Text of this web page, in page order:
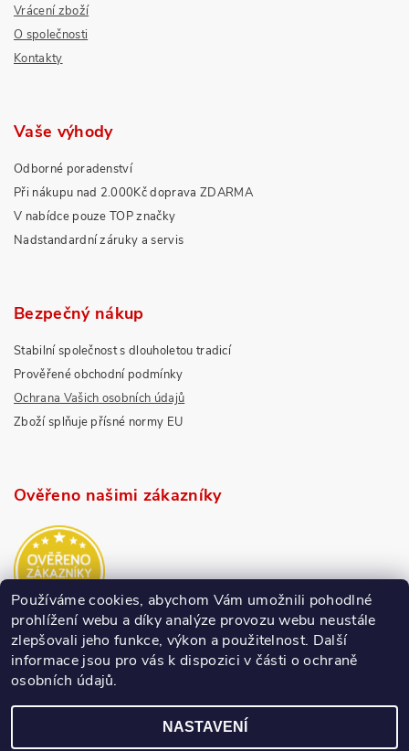
Vrácení zboží
O společnosti
Kontakty
Vaše výhody
Odborné poradenství
Při nákupu nad 2.000Kč doprava ZDARMA
V nabídce pouze TOP značky
Nadstandardní záruky a servis
Bezpečný nákup
Stabilní společnost s dlouholetou tradicí
Prověřené obchodní podmínky
Ochrana Vašich osobních údajů
Zboží splňuje přísné normy EU
Ověřeno našimi zákazníky
Používáme cookies, abychom Vám umožnili pohodlné
prohlížení webu a díky analýze provozu webu neustále
zlepšovali jeho funkce, výkon a použitelnost. Další
informace jsou pro vás k dispozici v části o ochraně
osobních údajů.
NASTAVENÍ